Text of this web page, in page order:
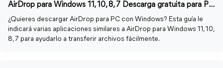
AirDrop para Windows 11, 10, 8, 7 Descarga gratuita para PC | 2023
¿Quieres descargar AirDrop para PC con Windows? Esta guía le
indicará varias aplicaciones similares a AirDrop para Windows 11, 10,
8, 7 para ayudarlo a transferir archivos fácilmente.